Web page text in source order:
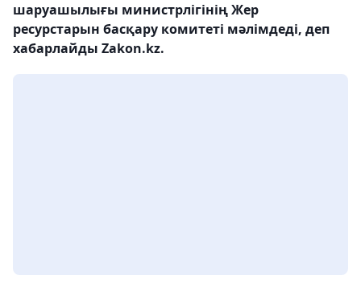
шаруашылығы министрлігінің Жер
ресурстарын басқару комитеті мәлімдеді, деп
хабарлайды Zakon.kz.